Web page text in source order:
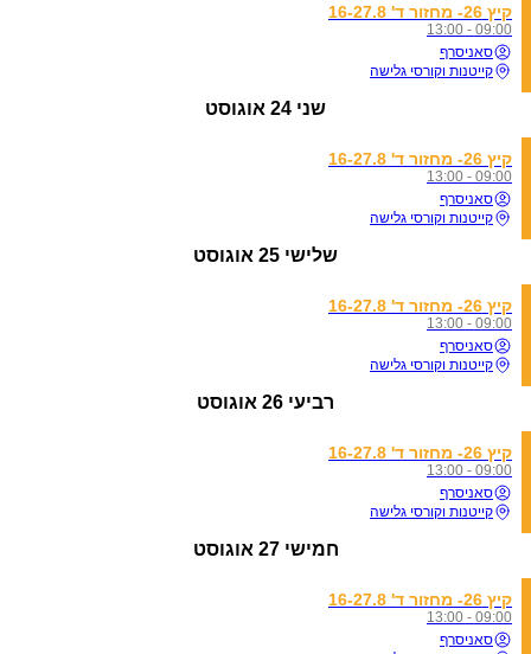
קיץ 26- מחזור ד' 16-27.8
09:00 - 13:00
סאניסרף
קייטנות וקורסי גלישה
שני 24 אוגוסט
קיץ 26- מחזור ד' 16-27.8
09:00 - 13:00
סאניסרף
קייטנות וקורסי גלישה
שלישי 25 אוגוסט
קיץ 26- מחזור ד' 16-27.8
09:00 - 13:00
סאניסרף
קייטנות וקורסי גלישה
רביעי 26 אוגוסט
קיץ 26- מחזור ד' 16-27.8
09:00 - 13:00
סאניסרף
קייטנות וקורסי גלישה
חמישי 27 אוגוסט
קיץ 26- מחזור ד' 16-27.8
09:00 - 13:00
סאניסרף